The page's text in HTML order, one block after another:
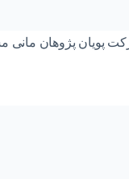
پژوهان مانی